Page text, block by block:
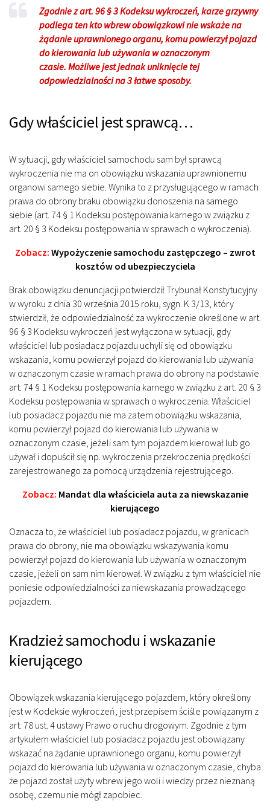
Zgodnie z art. 96 § 3 Kodeksu wykroczeń, karze grzywny
podlega ten kto wbrew obowiązkowi nie wskaże na
żądanie uprawnionego organu, komu powierzył pojazd
do kierowania lub używania w oznaczonym
czasie. Możliwe jest jednak uniknięcie tej
odpowiedzialności na 3 łatwe sposoby.
Gdy właściciel jest sprawcą…
W sytuacji, gdy właściciel samochodu sam był sprawcą
wykroczenia nie ma on obowiązku wskazania uprawnionemu
organowi samego siebie. Wynika to z przysługującego w ramach
prawa do obrony braku obowiązku donoszenia na samego
siebie (art. 74 § 1 Kodeksu postępowania karnego w związku z
art. 20 § 3 Kodeksu postępowania w sprawach o wykroczenia).
Zobacz: Wypożyczenie samochodu zastępczego – zwrot
kosztów od ubezpieczyciela
Brak obowiązku denuncjacji potwierdził Trybunał Konstytucyjny
w wyroku z dnia 30 września 2015 roku, sygn. K 3/13, który
stwierdził, że odpowiedzialność za wykroczenie określone w art.
96 § 3 Kodeksu wykroczeń jest wyłączona w sytuacji, gdy
właściciel lub posiadacz pojazdu uchyli się od obowiązku
wskazania, komu powierzył pojazd do kierowania lub używania
w oznaczonym czasie w ramach prawa do obrony na podstawie
art. 74 § 1 Kodeksu postępowania karnego w związku z art. 20 § 3
Kodeksu postępowania w sprawach o wykroczenia. Właściciel
lub posiadacz pojazdu nie ma zatem obowiązku wskazania,
komu powierzył pojazd do kierowania lub używania w
oznaczonym czasie, jeżeli sam tym pojazdem kierował lub go
używał i dopuścił się np. wykroczenia przekroczenia prędkości
zarejestrowanego za pomocą urządzenia rejestrującego.
Zobacz: Mandat dla właściciela auta za niewskazanie
kierującego
Oznacza to, że właściciel lub posiadacz pojazdu, w granicach
prawa do obrony, nie ma obowiązku wskazywania komu
powierzył pojazd do kierowania lub używania w oznaczonym
czasie, jeżeli on sam nim kierował. W związku z tym właściciel nie
poniesie odpowiedzialności za niewskazania prowadzącego
pojazdem.
Kradzież samochodu i wskazanie
kierującego
Obowiązek wskazania kierującego pojazdem, który określony
jest w Kodeksie wykroczeń, jest przepisem ściśle powiązanym z
art. 78 ust. 4 ustawy Prawo o ruchu drogowym. Zgodnie z tym
artykułem właściciel lub posiadacz pojazdu jest obowiązany
wskazać na żądanie uprawnionego organu, komu powierzył
pojazd do kierowania lub używania w oznaczonym czasie, chyba
że pojazd został użyty wbrew jego woli i wiedzy przez nieznaną
osobę, czemu nie mógł zapobiec.